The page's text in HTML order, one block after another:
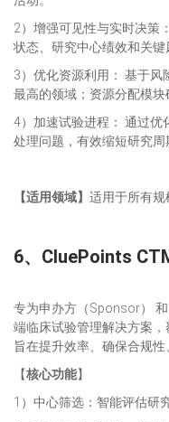
2）增强可见性与实时决策
状态、研究中心绩效和关键
3）优化资源利用： 基于风
最高的领域；资源分配模块
4）加速试验进程： 通过优
处理问题，有效缩短研究周
【适用领域】 适用于所有规
6、 CluePoints
专为申办方（Sponsor） 和
端临床试验管理解决方案，
旨在提升效率、确保合规性
【核心功能】
1）中心筛选：智能评估研